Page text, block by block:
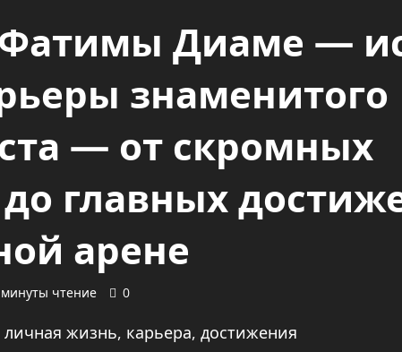
Диаме —
знаменитого
— от скромных
главных
арене
чтение 0